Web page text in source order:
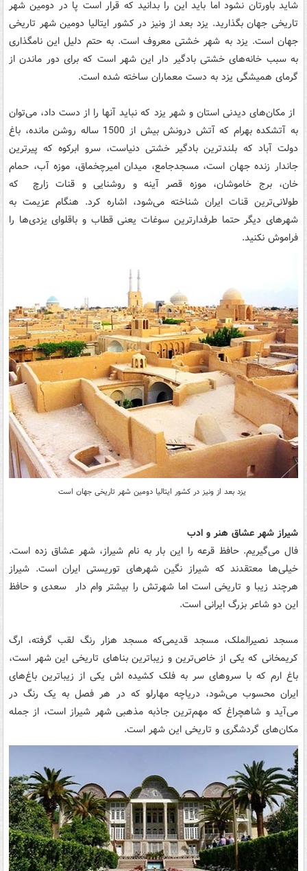
شاید باورتان نشود اما باید این را بدانید که قرار است پا در دومین شهر
تاریخی جهان بگذارید. یزد بعد از ونیز در کشور ایتالیا دومین شهر تاریخی
جهان است. یزد به شهر خشتی معروف است. به حتم دلیل این نامگذاری
به سبب خانه‌های خشتی بادگیر دار این شهر است که برای دور ماندن از
گرمای همیشگی یزد به دست معماران ساخته شده است.
از مکان‌های دیدنی استان و شهر یزد که نباید آنها را از دست داد، می‌توان
به آتشكده بهرام که آتش درونش بیش از 1500 ساله روشن مانده، باغ
دولت آباد که بلندترین بادگیر خشتی دنیاست، سرو ابرکوه که پیرترین
جاندار زنده‌ جهان است، مسجدجامع، میدان امیرچخماق، موزه آب، حمام
خان، برج خاموشان، موزه قصر آینه و روشنایی و قنات زارچ که
طولانی‌ترین قنات ایران شناخته می‌شود، اشاره کرد. هنگام عزیمت به
شهرهای دیگر حتما طرفدارترین سوغات یعنی قطاب و باقلوای یزدی‌ها را
فراموش نکنید.
یزد بعد از ونیز در کشور ایتالیا دومین شهر تاریخی جهان است
شیراز شهر عشاق هنر و ادب
فال می‌گیریم. حافظ قرعه را این بار به نام شیراز، شهر عشاق زده است.
خیلی‌ها معتقدند که شیراز نگین شهر‌های توریستی ایران است. شیراز
هرچند زیبا و تاریخی است اما شهرتش را بیشتر وام دار سعدی و حافظ
این دو شاعر بزرگ ایرانی است.
مسجد نصیرالملک، مسجد قدیمی‌که مسجد هزار رنگ لقب گرفته، ارگ
کریمخانی که یکی از خاص‌ترین و زیباترین بناهای تاریخی این شهر است،
باغ ارم که با سروهای سر به فلک کشیده اش یکی از زیباترین باغ‌های
ایران محسوب می‌شود، دریاچه مهارلو که در هر فصل به یک رنگ در
می‌آید و شاهچراغ که مهم‌ترین جاذبه مذهبی شهر شیراز است، از جمله
مکان‌های گردشگری و تاریخی این شهر است.